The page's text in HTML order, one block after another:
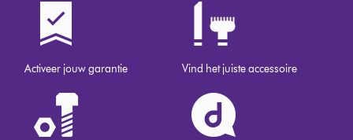
Activeer jouw garantie Vind het juiste accessoire